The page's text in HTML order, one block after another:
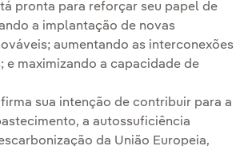
pronta para reforçar seu papel de
a implantação de novas
aumentando as interconexões
e maximizando a capacidade de
sua intenção de contribuir para a
a autossuficiência
da União Europeia,